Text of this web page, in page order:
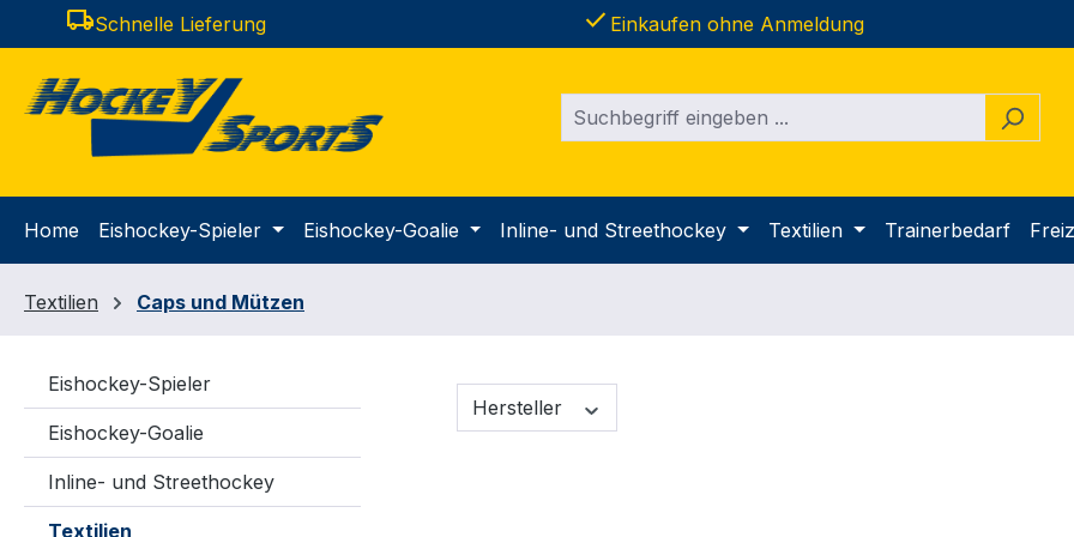
Hauptinhalt springen
Zur Suche springen
Zur Hauptnavigation springen
local_shippingSchnelle Lieferung done Einkaufen ohne Anmeldung
Home Eishockey-Spieler Eishockey-Goalie Inline- und Streethockey Textilien Trainerbedarf
Textilien Caps und Mützen
Eishockey-Spieler
Eishockey-Goalie
Inline- und Streethockey
Textilien
Hersteller